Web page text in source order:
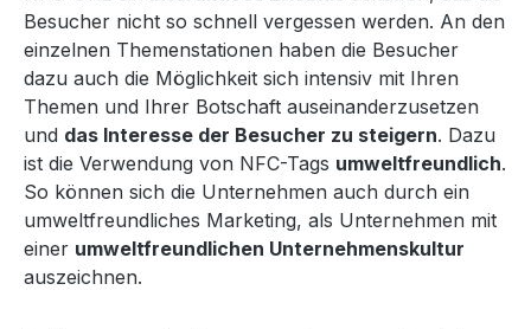
Besucher nicht so schnell vergessen werden. An den
einzelnen Themenstationen haben die Besucher
dazu auch die Möglichkeit sich intensiv mit Ihren
Themen und Ihrer Botschaft auseinanderzusetzen
und das Interesse der Besucher zu steigern. Dazu
ist die Verwendung von NFC-Tags umweltfreundlich.
So können sich die Unternehmen auch durch ein
umweltfreundliches Marketing, als Unternehmen mit
einer umweltfreundlichen Unternehmenskultur
auszeichnen.